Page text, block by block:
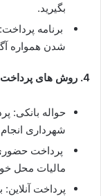
بگیرید.
برنامه
شدن همواره
4. روش های پرداخت
حواله بانکی:
شهرداری
پرداخت
مالیات محل
پرداخت